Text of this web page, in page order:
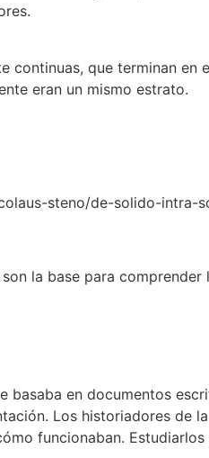
continuas, que terminan en
eran un mismo estrato.
steno/de-solido-intra-
la base para
en documentos
Los historiadores de
funcionaban.